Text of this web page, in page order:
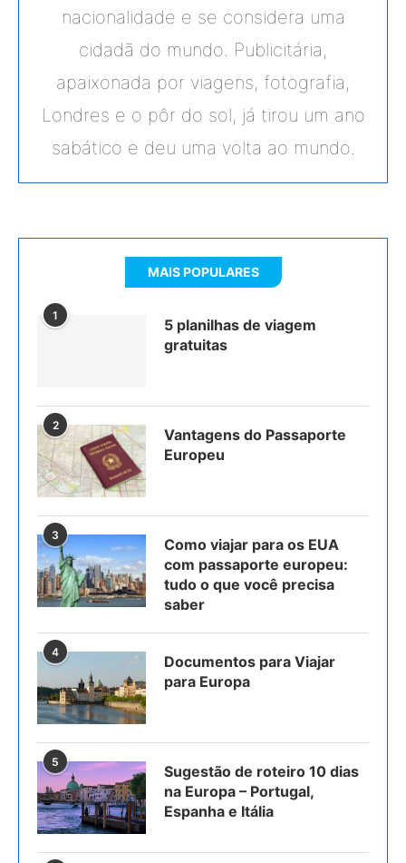
nacionalidade e se considera uma
cidadã do mundo. Publicitária,
apaixonada por viagens, fotografia,
Londres e o pôr do sol, já tirou um ano
sabático e deu uma volta ao mundo.
MAIS POPULARES
1
5 planilhas de viagem
gratuitas
2
Vantagens do Passaporte
Europeu
3
Como viajar para os EUA
com passaporte europeu:
tudo o que você precisa
saber
4
Documentos para Viajar
para Europa
5
Sugestão de roteiro 10 dias
na Europa – Portugal,
Espanha e Itália